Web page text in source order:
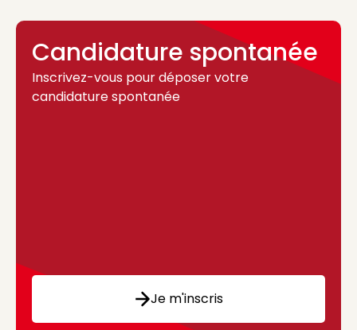
Candidature spontanée
Inscrivez-vous pour déposer votre
candidature spontanée
Je m'inscris